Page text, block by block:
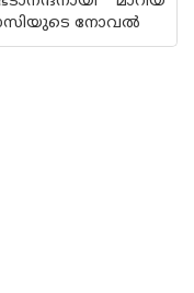
ഭാസിയുടെ നോവല്‍